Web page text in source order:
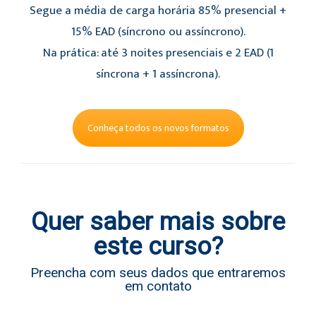
Segue a média de carga horária 85% presencial +
15% EAD (síncrono ou assíncrono).
Na prática: até 3 noites presenciais e 2 EAD (1
síncrona + 1 assíncrona).
Conheça todos os novos formatos
Quer saber mais sobre
este curso?
Preencha com seus dados que entraremos
em contato